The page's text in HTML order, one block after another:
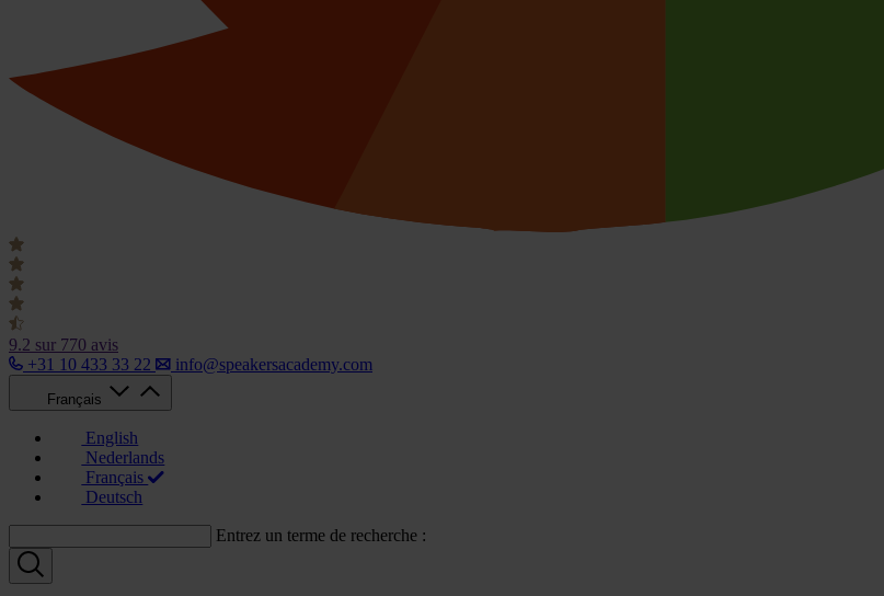
9.2 sur 770 avis
+31 10 433 33 22
info@speakersacademy.com
Français
English
Nederlands
Français
Deutsch
Entrez un terme de recherche :